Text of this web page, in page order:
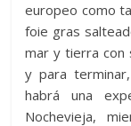
europeo como
foie gras
mar y tierra con
y para
habrá una
Nochevieja,